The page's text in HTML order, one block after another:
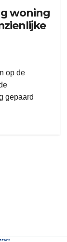
woning
op de
gepaard